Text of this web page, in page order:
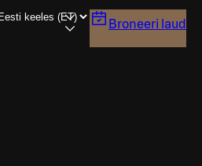
Broneeri laud